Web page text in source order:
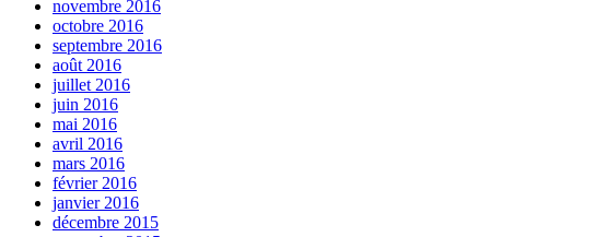
novembre 2016
octobre 2016
septembre 2016
août 2016
juillet 2016
juin 2016
mai 2016
avril 2016
mars 2016
février 2016
janvier 2016
décembre 2015